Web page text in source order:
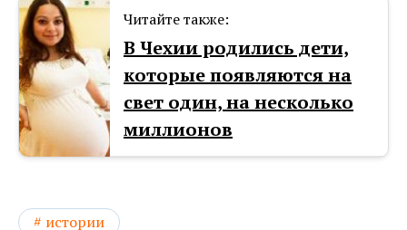
Читайте также:
В Чехии родились дети,
которые появляются на
свет один, на несколько
миллионов
истории